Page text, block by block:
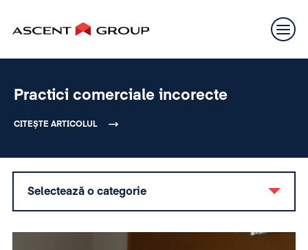
Practici comerciale incorecte
CITEȘTE ARTICOLUL
Selectează o categorie